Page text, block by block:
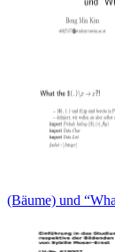
(Bäume) und